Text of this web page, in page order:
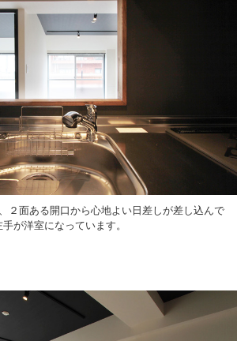
２面ある開口から心地よい日差しが差し込んで
が洋室になっています。